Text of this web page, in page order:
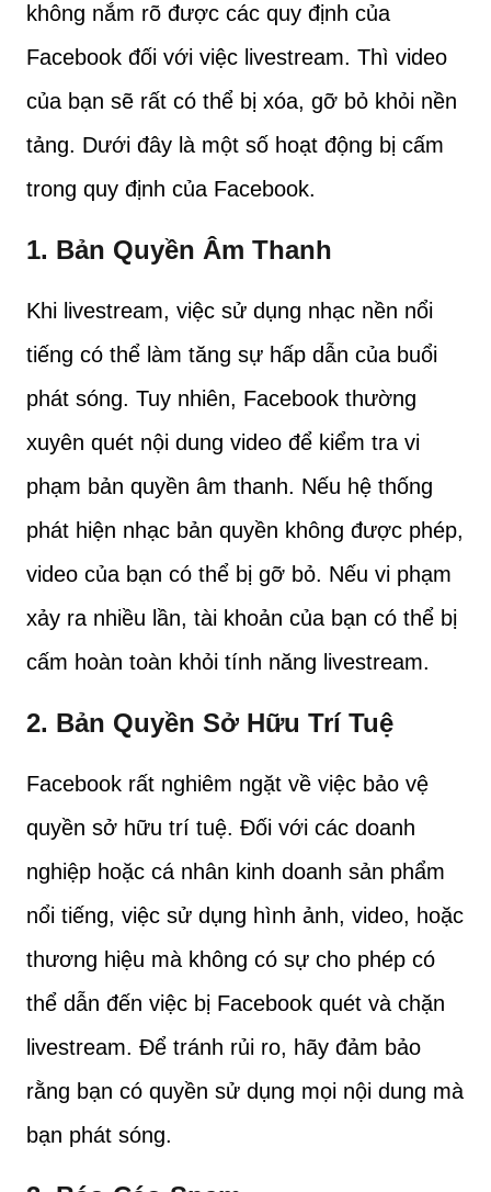
không nắm rõ được các quy định của
Facebook đối với việc livestream. Thì video
của bạn sẽ rất có thể bị xóa, gỡ bỏ khỏi nền
tảng. Dưới đây là một số hoạt động bị cấm
trong quy định của Facebook.
1. Bản Quyền Âm Thanh
Khi livestream, việc sử dụng nhạc nền nổi
tiếng có thể làm tăng sự hấp dẫn của buổi
phát sóng. Tuy nhiên, Facebook thường
xuyên quét nội dung video để kiểm tra vi
phạm bản quyền âm thanh. Nếu hệ thống
phát hiện nhạc bản quyền không được phép,
video của bạn có thể bị gỡ bỏ. Nếu vi phạm
xảy ra nhiều lần, tài khoản của bạn có thể bị
cấm hoàn toàn khỏi tính năng livestream.
2. Bản Quyền Sở Hữu Trí Tuệ
Facebook rất nghiêm ngặt về việc bảo vệ
quyền sở hữu trí tuệ. Đối với các doanh
nghiệp hoặc cá nhân kinh doanh sản phẩm
nổi tiếng, việc sử dụng hình ảnh, video, hoặc
thương hiệu mà không có sự cho phép có
thể dẫn đến việc bị Facebook quét và chặn
livestream. Để tránh rủi ro, hãy đảm bảo
rằng bạn có quyền sử dụng mọi nội dung mà
bạn phát sóng.